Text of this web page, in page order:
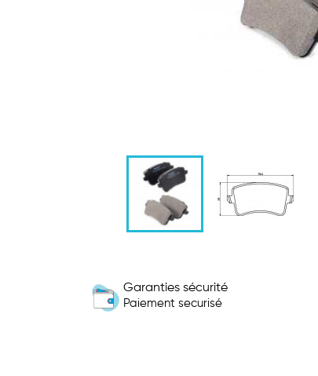
Garanties sécurité
Paiement securisé